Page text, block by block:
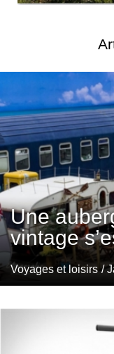
Une
vintage
Voyages et loisirs /